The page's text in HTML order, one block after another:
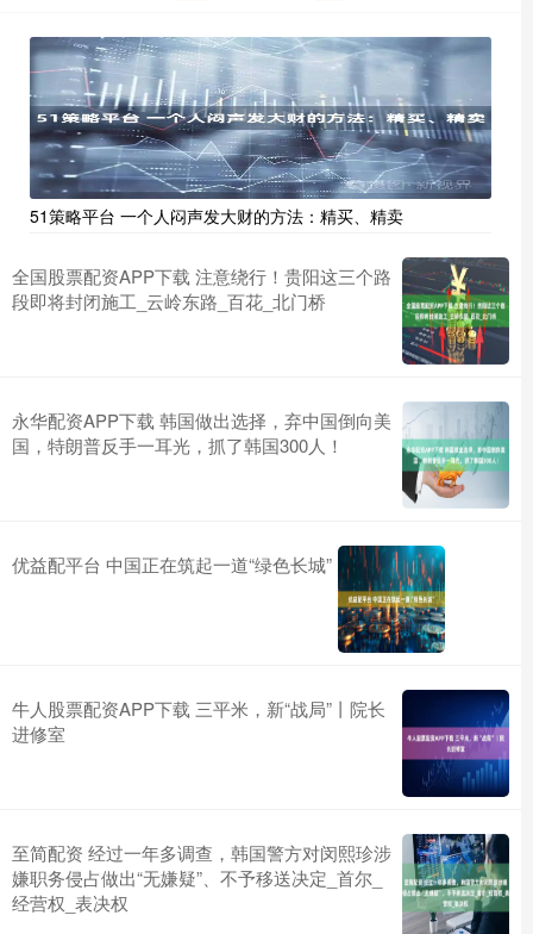
51策略平台 一个人闷声发大财的方法：精买、精卖
全国股票配资APP下载 注意绕行！贵阳这三个路
段即将封闭施工_云岭东路_百花_北门桥
永华配资APP下载 韩国做出选择，弃中国倒向美
国，特朗普反手一耳光，抓了韩国300人！
优益配平台 中国正在筑起一道“绿色长城”
牛人股票配资APP下载 三平米，新“战局”丨院长
进修室
至简配资 经过一年多调查，韩国警方对闵熙珍涉
嫌职务侵占做出“无嫌疑”、不予移送决定_首尔_
经营权_表决权